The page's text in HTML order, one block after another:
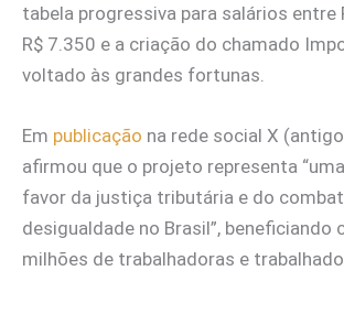
tabela progressiva para salários entre
R$ 7.350 e a criação do chamado
voltado às grandes fortunas.
Em publicação na rede social X
afirmou que o projeto representa
favor da justiça tributária e do
desigualdade no Brasil”, beneficiando
milhões de trabalhadoras e